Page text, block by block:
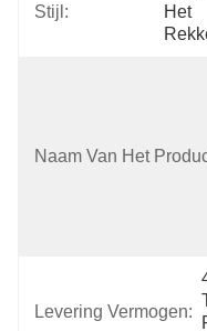
Stijl:
Het
Naam Van Het
Levering Vermogen: